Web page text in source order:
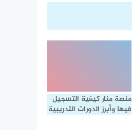
منصة منار كيفية التسجيل
فيها وأبرز الدورات التدريبية